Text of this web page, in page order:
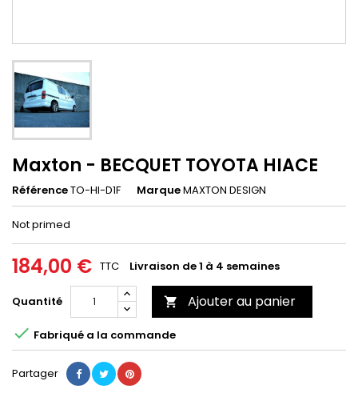
Maxton - BECQUET TOYOTA HIACE
RéférenceTO-HI-D1F MarqueMAXTON DESIGN
Not primed
184,00 € TTC Livraison de 1 à 4 semaines
Quantité  Ajouter au panier
 Fabriqué a la commande
Partager